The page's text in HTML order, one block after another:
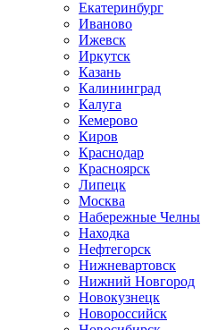
Екатеринбург
Иваново
Ижевск
Иркутск
Казань
Калининград
Калуга
Кемерово
Киров
Краснодар
Красноярск
Липецк
Москва
Набережные Челны
Находка
Нефтегорск
Нижневартовск
Нижний Новгород
Новокузнецк
Новороссийск